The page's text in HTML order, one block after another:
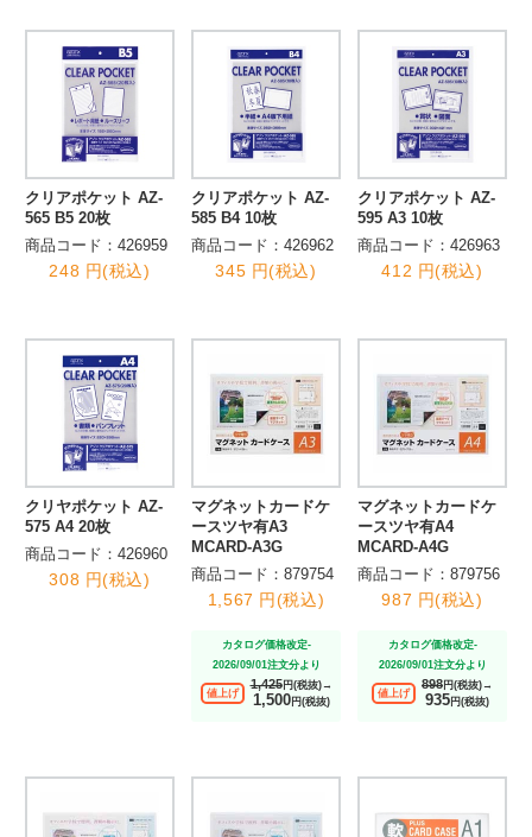
クリアポケット AZ-
565 B5 20枚
商品コード：426959
248 円(税込)
クリアポケット AZ-
585 B4 10枚
商品コード：426962
345 円(税込)
クリアポケット AZ-
595 A3 10枚
商品コード：426963
412 円(税込)
クリヤポケット AZ-
575 A4 20枚
商品コード：426960
308 円(税込)
マグネットカードケ
ースツヤ有A3
MCARD-A3G
商品コード：879754
1,567 円(税込)
カタログ価格改定-
2026/09/01注文分より
値上げ
1,425円(税抜)→
1,500円(税抜)
マグネットカードケ
ースツヤ有A4
MCARD-A4G
商品コード：879756
987 円(税込)
カタログ価格改定-
2026/09/01注文分より
値上げ
898 円(税抜)→
935 円(税抜)